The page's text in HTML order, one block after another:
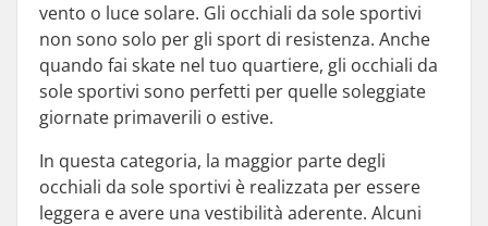
vento o luce solare. Gli occhiali da sole sportivi
non sono solo per gli sport di resistenza. Anche
quando fai skate nel tuo quartiere, gli occhiali da
sole sportivi sono perfetti per quelle soleggiate
giornate primaverili o estive.
In questa categoria, la maggior parte degli
occhiali da sole sportivi è realizzata per essere
leggera e avere una vestibilità aderente. Alcuni